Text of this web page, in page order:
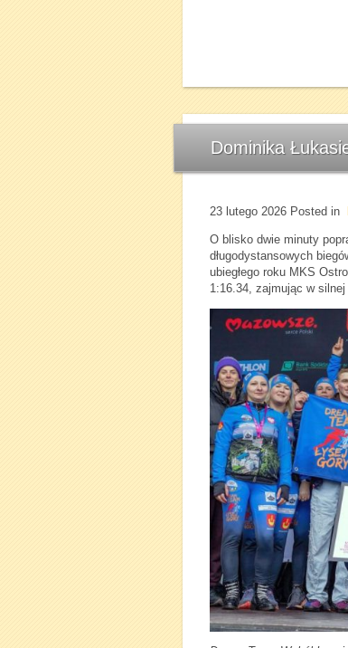
Dominika
23 lutego 2026 Posted in
O blisko dwie minuty
długodystansowych
ubiegłego roku MKS
1:16.34, zajmując w